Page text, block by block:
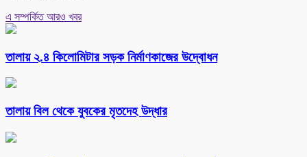
এ সম্পর্কিত আরও খবর
তালায় ২.৪ কিলোমিটার সড়ক নির্মাণকাজের উদ্বোধন
তালায় বিল থেকে যুবকের মৃতদেহ উদ্ধার